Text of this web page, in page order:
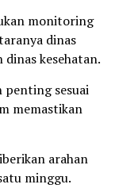
monitoring
dinas
kesehatan.
sesuai
memastikan
arahan
minggu.